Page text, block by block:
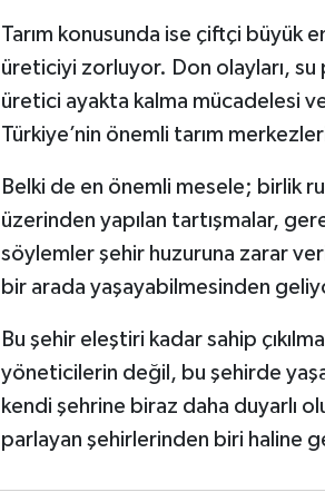
Tarım konusunda ise çiftçi büyük
üreticiyi zorluyor. Don olayları,
üretici ayakta kalma mücadelesi
Türkiye’nin önemli tarım
Belki de en önemli mesele; birlik
üzerinden yapılan tartışmalar,
söylemler şehir huzuruna zarar
bir arada yaşayabilmesinden
Bu şehir eleştiri kadar sahip
yöneticilerin değil, bu şehirde
kendi şehrine biraz daha duyarlı
parlayan şehirlerinden biri haline